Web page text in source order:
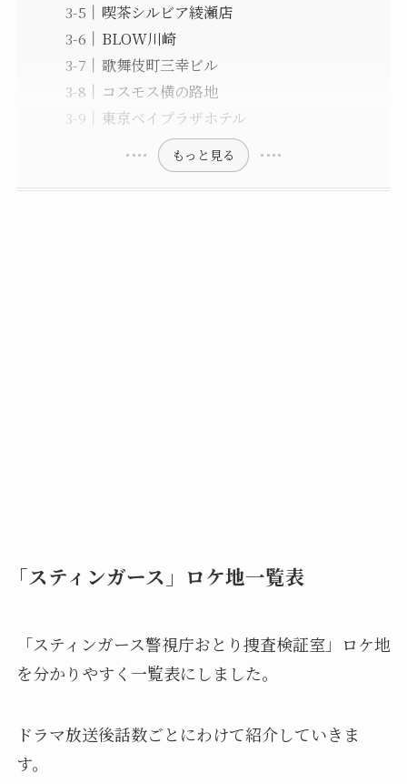
喫茶シルビア綾瀬店
BLOW川崎
歌舞伎町三幸ビル
コスモス横の路地
東京ベイプラザホテル
もっと見る
「スティンガース」ロケ地一覧表
「スティンガース警視庁おとり捜査検証室」ロケ地
を分かりやすく一覧表にしました。
ドラマ放送後話数ごとにわけて紹介していきま
す。